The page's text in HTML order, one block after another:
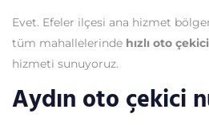
Evet. Efeler ilçesi ana hizmet
tüm mahallelerinde hızlı oto
hizmeti sunuyoruz.
Aydın oto çekici